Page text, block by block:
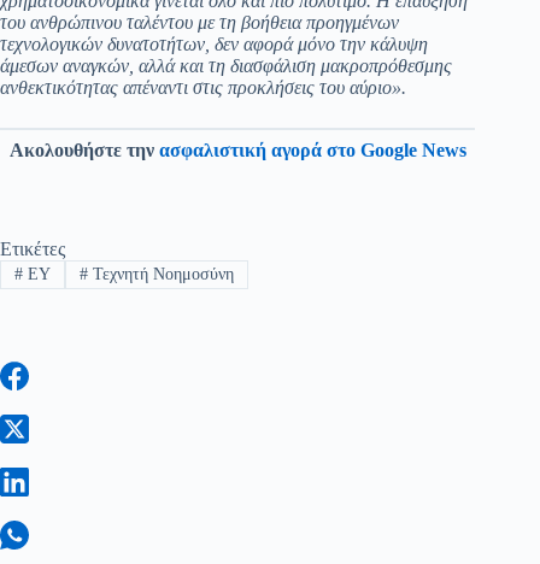
του ανθρώπινου ταλέντου με τη βοήθεια προηγμένων
τεχνολογικών δυνατοτήτων, δεν αφορά μόνο την κάλυψη
άμεσων αναγκών, αλλά και τη διασφάλιση μακροπρόθεσμης
ανθεκτικότητας απέναντι στις προκλήσεις του αύριο».
Ακολουθήστε την ασφαλιστική αγορά στο Google News
Ετικέτες
#EY #Τεχνητή Νοημοσύνη